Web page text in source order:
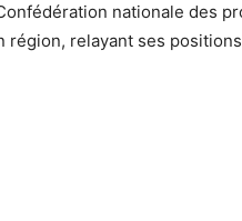
nationale des
relayant ses